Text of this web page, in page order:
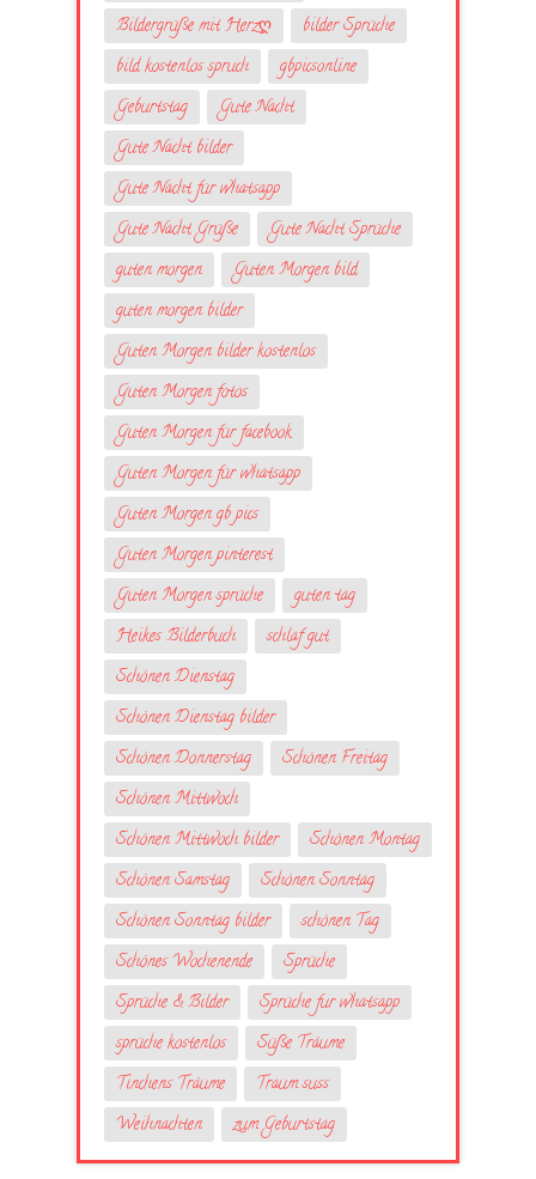
Bildergrüße mit Herzღ
bilder Sprüche
bild kostenlos spruch
gbpicsonline
Geburtstag
Gute Nacht
Gute Nacht bilder
Gute Nacht für whatsapp
Gute Nacht Grüße
Gute Nacht Sprüche
guten morgen
Guten Morgen bild
guten morgen bilder
Guten Morgen bilder kostenlos
Guten Morgen fotos
Guten Morgen für facebook
Guten Morgen für whatsapp
Guten Morgen gb pics
Guten Morgen pinterest
Guten Morgen sprüche
guten tag
Heikes Bilderbuch
schlaf gut
Schönen Dienstag
Schönen Dienstag bilder
Schönen Donnerstag
Schönen Freitag
Schönen Mittwoch
Schönen Mittwoch bilder
Schönen Montag
Schönen Samstag
Schönen Sonntag
Schönen Sonntag bilder
schönen Tag
Schönes Wochenende
Sprüche
Sprüche & Bilder
Sprüche fur whatsapp
sprüche kostenlos
Süße Träume
Tinchens Träume
Traum suss
Weihnachten
zum Geburtstag